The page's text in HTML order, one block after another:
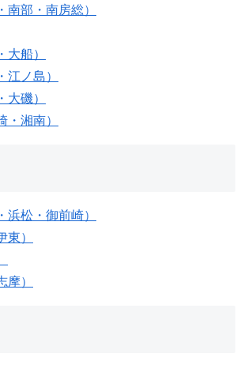
南部・南房総）
大船）
江ノ島）
大磯）
・湘南）
浜松・御前崎）
東）
摩）